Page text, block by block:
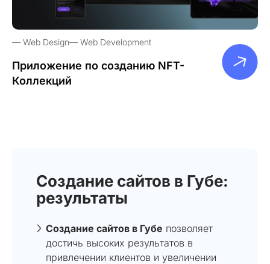
Web Design Web Development
Приложение по созданию NFT-
Коллекций
Создание сайтов в Губе:
результаты
Создание сайтов в Губе позволяет
достичь высоких результатов в
привлечении клиентов и увеличении